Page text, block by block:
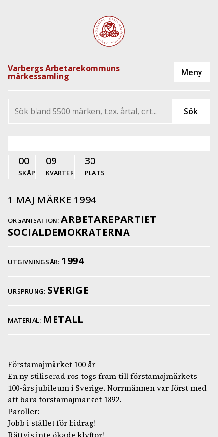
Varbergs Arbetarekommuns
märkessamling
00
SKÅP
09
KVARTER
30
PLATS
1 MAJ MÄRKE 1994
ORGANISATION: ARBETAREPARTIET
SOCIALDEMOKRATERNA
UTGIVNINGSÅR: 1994
URSPRUNG: SVERIGE
MATERIAL: METALL
Förstamajmärket 100 år
En ny stiliserad ros togs fram till förstamajmärkets
100-års jubileum i Sverige. Norrmännen var först med
att bära förstamajmärket 1892.
Paroller:
Jobb i stället för bidrag!
Rättvis inte ökade klyftor!